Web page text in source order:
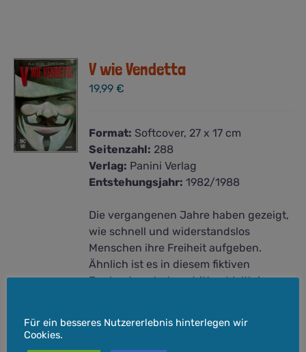
V wie Vendetta
19,99€
Format: Softcover, 27 x 17 cm
Seitenzahl: 288
Verlag: Panini Verlag
Entstehungsjahr: 1982/1988
Die vergangenen Jahre haben gezeigt,
wie schnell und widerstandslos
Menschen ihre Freiheit aufgeben.
Ähnlich ist es in diesem fiktiven
England nach dem dritten Weltkrieg.
Menschen lassen sich das gefallen,
Für ein besseres Nutzererlebnis hinterlegen wir
Cookies.